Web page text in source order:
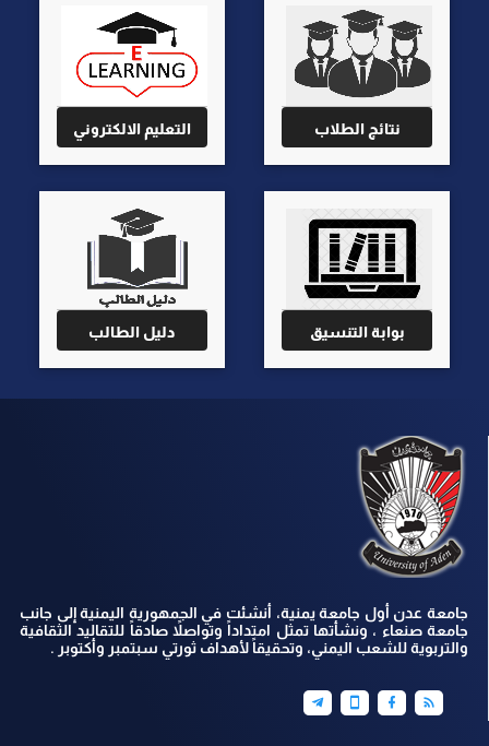
نتائج الطلاب التعليم الالكتروني
بوابة التنسيق دليل الطالب
جامعة عدن أول جامعة يمنية، أنشئت في الجمهورية اليمنية إلى جانب
جامعة صنعاء ، ونشأتها تمثل امتداداً وتواصلاً صادقاً للتقاليد الثقافية
والتربوية للشعب اليمني، وتحقيقاً لأهداف ثورتي سبتمبر وأكتوبر .